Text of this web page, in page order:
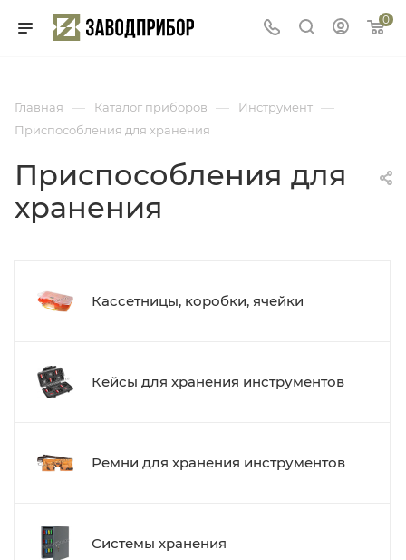
0
Главная — Каталог приборов — Инструмент —
Приспособления для хранения
Приспособления для
хранения
Кассетницы, коробки, ячейки
Кейсы для хранения инструментов
Ремни для хранения инструментов
Системы хранения